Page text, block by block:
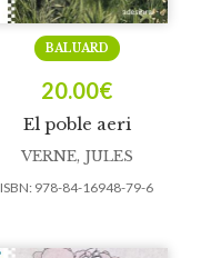
El poble aeri
BALUARD
20.00€
VERNE, JULES
ISBN: 978-84-16948-79-6